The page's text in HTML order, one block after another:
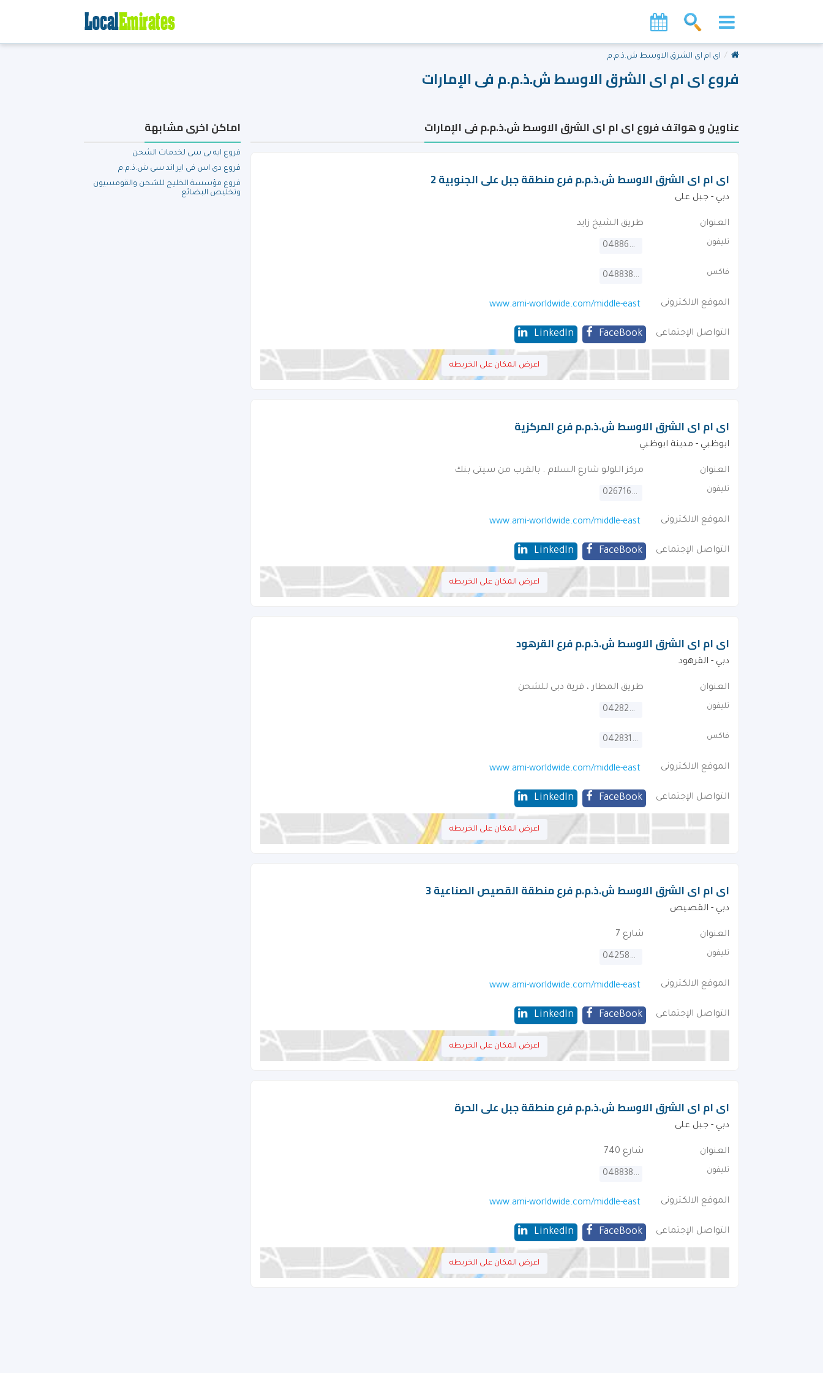
اى ام اى الشرق الاوسط ش.ذ.م.م
فروع اى ام اى الشرق الاوسط ش.ذ.م.م فى الإمارات
عناوين و هواتف فروع اى ام اى الشرق الاوسط ش.ذ.م.م فى الإمارات
اى ام اى الشرق الاوسط ش.ذ.م.م فرع منطقة جبل على الجنوبية 2
دبي - جبل على
العنوان طريق الشيخ زايد
تليفون 048864454
فاكس 048838829
الموقع الالكترونى www.ami-worldwide.com/middle-east
التواصل الإجتماعى FaceBook
LinkedIn
اعرض المكان على الخريطه
اى ام اى الشرق الاوسط ش.ذ.م.م فرع المركزية
ابوظبي - مدينة ابوظبي
العنوان مركز اللولو شارع السلام . بالقرب من سيتى بنك
تليفون 026716910
الموقع الالكترونى www.ami-worldwide.com/middle-east
التواصل الإجتماعى FaceBook
LinkedIn
اعرض المكان على الخريطه
اى ام اى الشرق الاوسط ش.ذ.م.م فرع القرهود‎
دبي - القرهود‎
العنوان طريق المطار ، قرية دبى للشحن
تليفون 042825391
فاكس 042831994
الموقع الالكترونى www.ami-worldwide.com/middle-east
التواصل الإجتماعى FaceBook
LinkedIn
اعرض المكان على الخريطه
اى ام اى الشرق الاوسط ش.ذ.م.م فرع منطقة القصيص الصناعية 3
دبي - القصيص
العنوان شارع 7
تليفون 042583186
الموقع الالكترونى www.ami-worldwide.com/middle-east
التواصل الإجتماعى FaceBook
LinkedIn
اعرض المكان على الخريطه
اى ام اى الشرق الاوسط ش.ذ.م.م فرع منطقة جبل على الحرة
دبي - جبل على
العنوان شارع 740
تليفون 048838818
الموقع الالكترونى www.ami-worldwide.com/middle-east
التواصل الإجتماعى FaceBook
LinkedIn
اعرض المكان على الخريطه
اماكن اخرى مشابهة
فروع ايه بى سى لخدمات الشحن
فروع دى اس فى اير اند سى ش.ذ.م.م
فروع مؤسسة الخليج للشحن والقومسيون
وتخليص البضائع